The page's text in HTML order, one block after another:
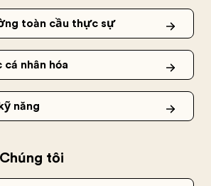
toàn cầu thực sự
cá nhân hóa
năng
tôi